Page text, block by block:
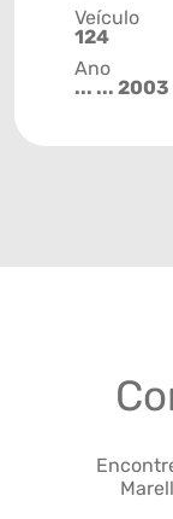
Veículo
124
Ano
... ... 2003